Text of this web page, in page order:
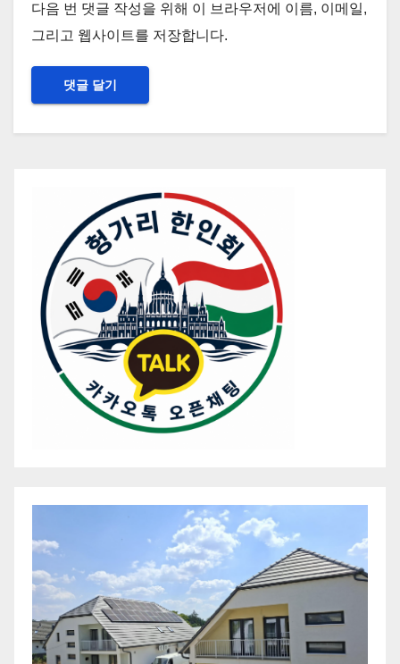
다음 번 댓글 작성을 위해 이 브라우저에 이름, 이메일,
그리고 웹사이트를 저장합니다.